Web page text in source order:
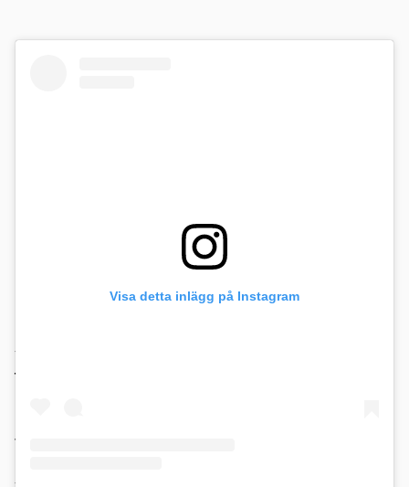
Visa detta inlägg på Instagram
Beslutet som förändrade allt
var de fast beslutna att göra en varaktig
förändring. De bestämde sig för att inte
tillsammans, på egen hand. Och de lyckades!